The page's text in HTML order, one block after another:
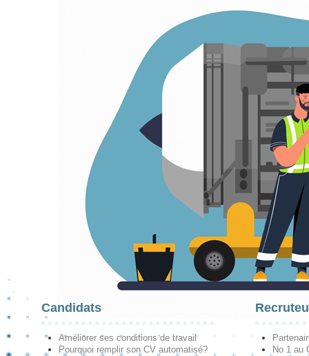
Candidats
Améliorer ses conditions de travail
Pourquoi remplir son CV automatisé?
No 1 au